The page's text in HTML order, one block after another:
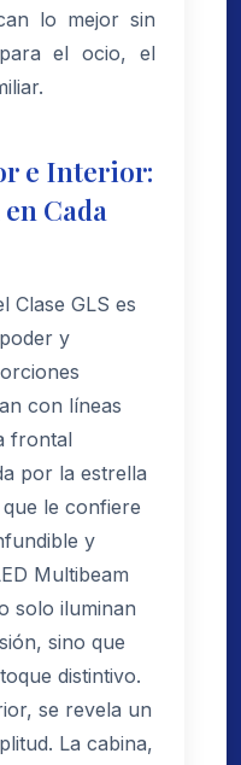
lo mejor sin
el ocio, el
e Interior:
Cada
Clase GLS es
y
con líneas
frontal
por la estrella
le confiere
y
Multibeam
solo iluminan
sino que
distintivo.
se revela un
La cabina,